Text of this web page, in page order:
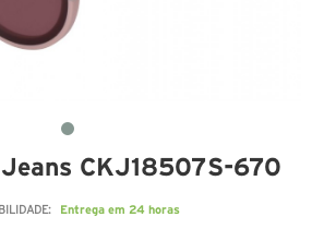
CKJ18507S-670
Entrega em 24 horas